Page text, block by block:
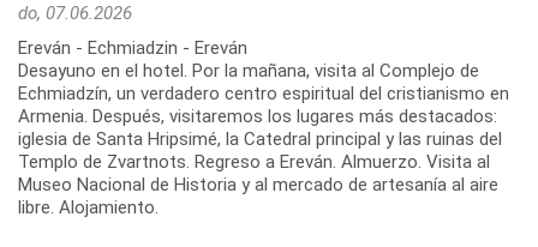
do, 07.06.2026
Ereván - Echmiadzin - Ereván
Desayuno en el hotel. Por la mañana, visita al Complejo de
Echmiadzín, un verdadero centro espiritual del cristianismo en
Armenia. Después, visitaremos los lugares más destacados:
iglesia de Santa Hripsimé, la Catedral principal y las ruinas del
Templo de Zvartnots. Regreso a Ereván. Almuerzo. Visita al
Museo Nacional de Historia y al mercado de artesanía al aire